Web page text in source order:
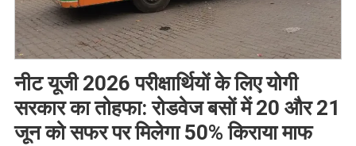
नीट यूजी 2026 परीक्षार्थियों के लिए योगी
सरकार का तोहफा: रोडवेज बसों में 20 और 21
जून को सफर पर मिलेगा 50% किराया माफ